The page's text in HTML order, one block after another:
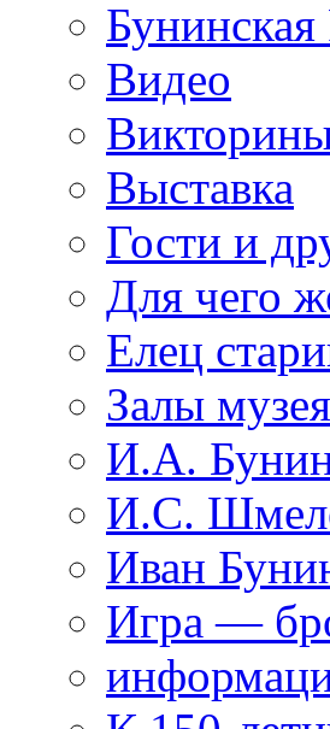
Бунинская
Видео
Выставка
Гости и
Для чего
Елец
Залы музея
И.А.
И.С.
Иван
Игра —